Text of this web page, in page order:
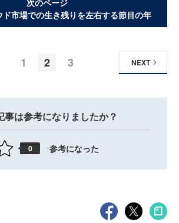
次のページ
市場での生き残りを左右する節目の年
1 2 3 NEXT
事は参考になりましたか？
0 参考になった